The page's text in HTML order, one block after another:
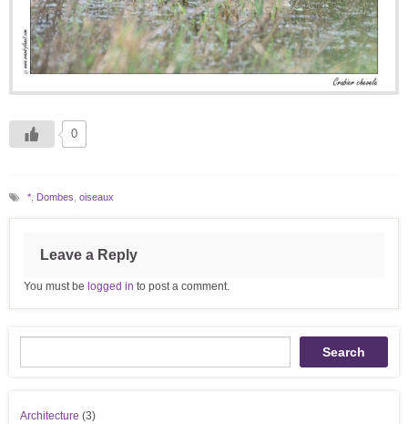
0
* Dombes oiseaux
Leave a Reply
You must be logged in to post a comment.
Search
Architecture (3)